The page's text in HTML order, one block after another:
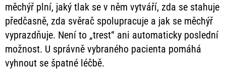
měchýř plní, jaký tlak se v něm vytváří, zda se stahuje
předčasně, zda svěrač spolupracuje a jak se měchýř
vyprazdňuje. Není to „trest“ ani automaticky poslední
možnost. U správně vybraného pacienta pomáhá
vyhnout se špatné léčbě.